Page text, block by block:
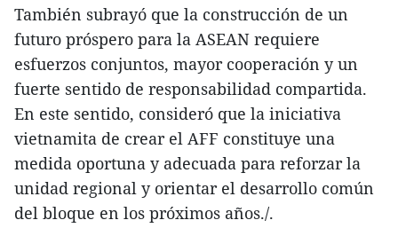
También subrayó que la construcción de un
futuro próspero para la ASEAN requiere
esfuerzos conjuntos, mayor cooperación y un
fuerte sentido de responsabilidad compartida.
En este sentido, consideró que la iniciativa
vietnamita de crear el AFF constituye una
medida oportuna y adecuada para reforzar la
unidad regional y orientar el desarrollo común
del bloque en los próximos años./.